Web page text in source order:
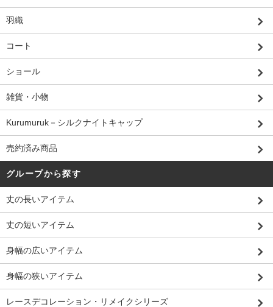
羽織
コート
ショール
雑貨・小物
Kurumuruk－シルクナイトキャップ
売約済み商品
グループから探す
丈の長いアイテム
丈の短いアイテム
身幅の広いアイテム
身幅の狭いアイテム
レースデコレーション・リメイクシリーズ